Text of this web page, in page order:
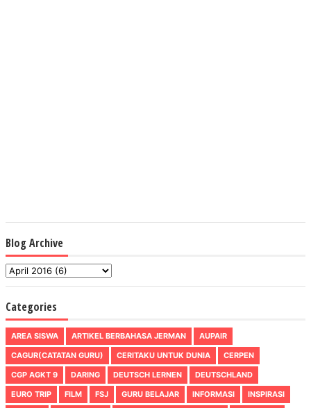
Blog Archive
Categories
AREA SISWA ARTIKEL BERBAHASA JERMAN
AUPAIR
CAGUR(CATATAN GURU)
CERITAKU UNTUK DUNIA
CERPEN
CGP AGKT 9
DARING DEUTSCH LERNEN
DEUTSCHLAND
EURO TRIP
FILM FSJ GURU BELAJAR INFORMASI
INSPIRASI